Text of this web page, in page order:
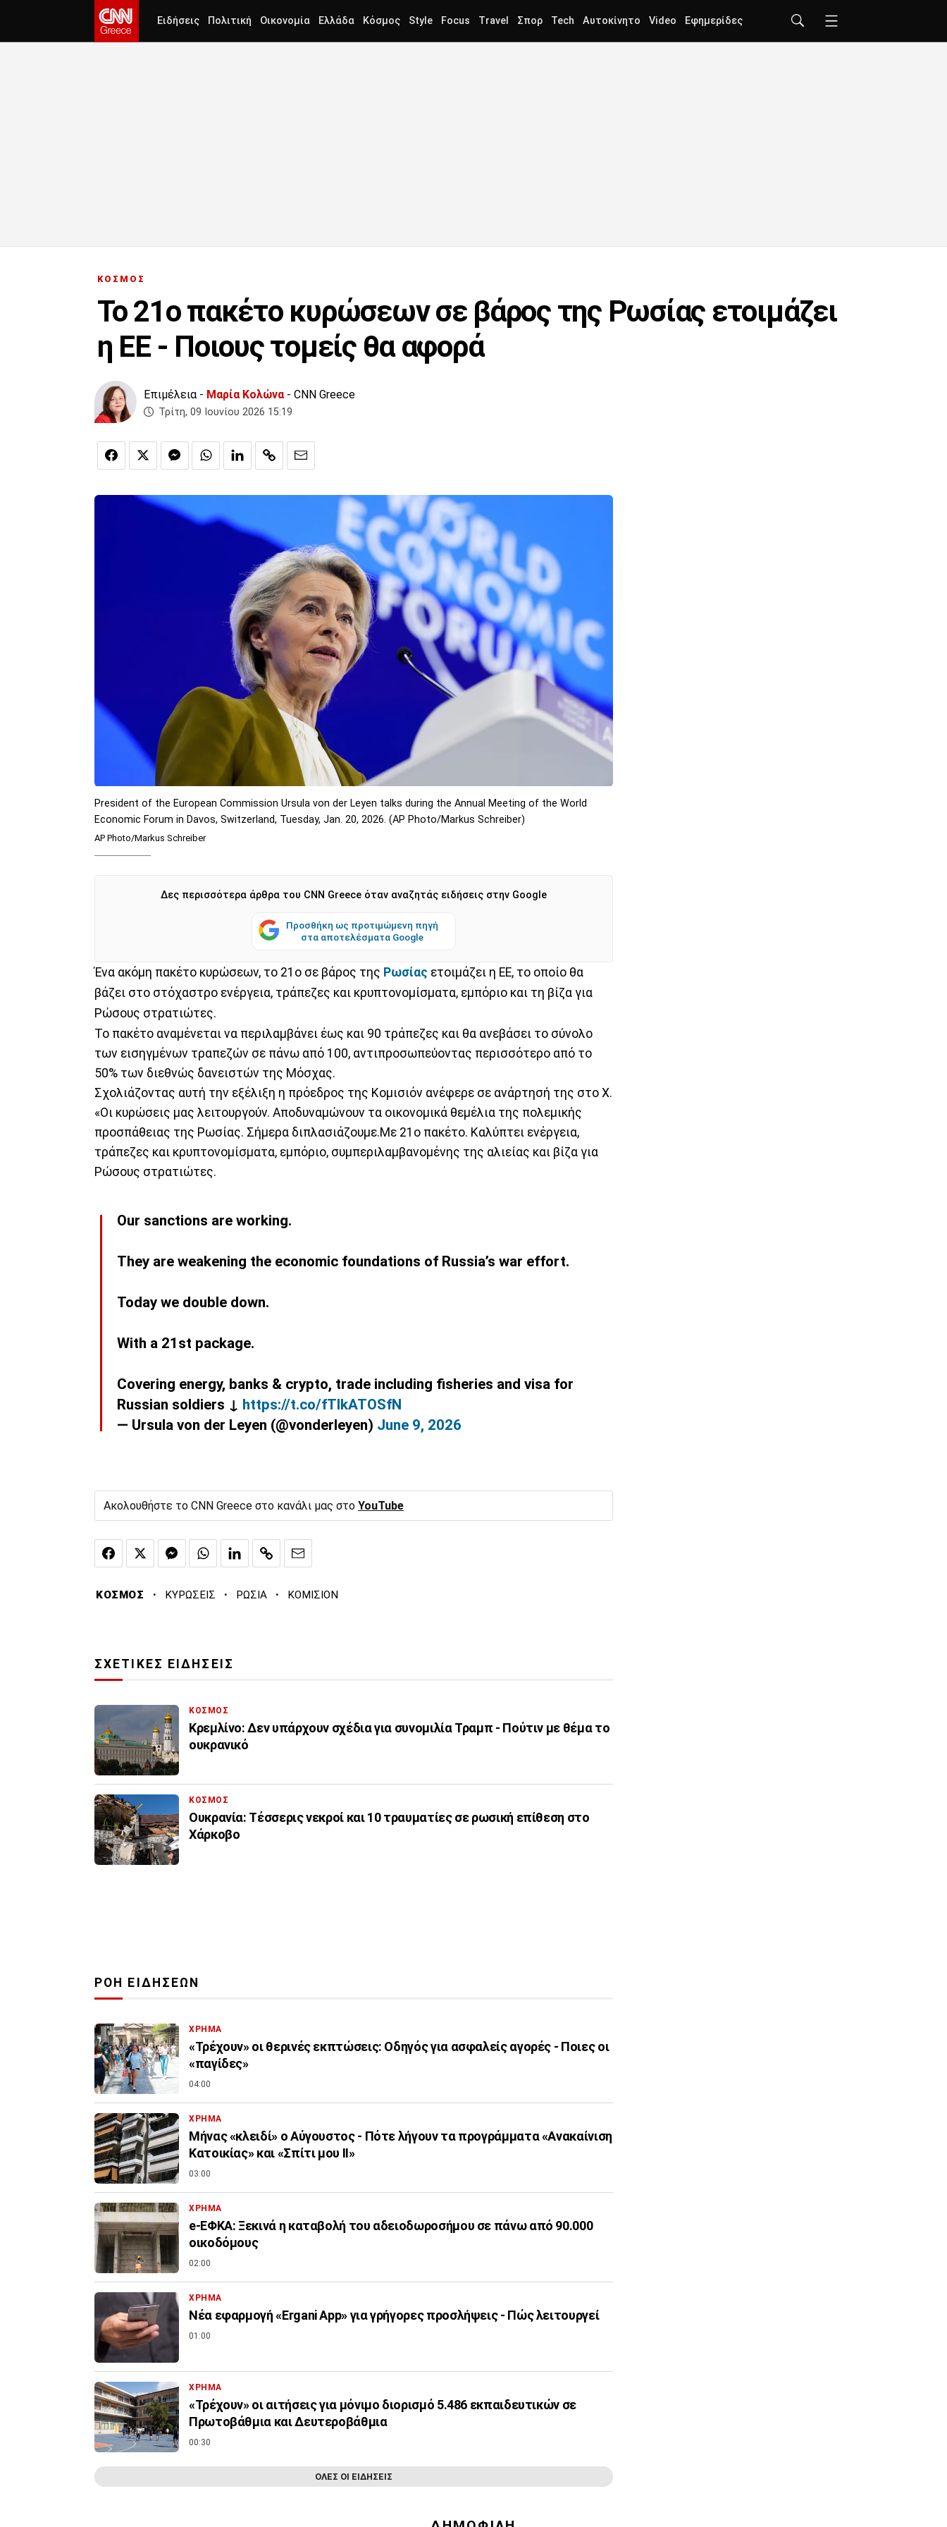
Ειδήσεις Πολιτική Οικονομία Ελλάδα Κόσμος Style Focus Travel Σπορ Tech Αυτοκίνητο Video Εφημερίδες
ΚΟΣΜΟΣ
Το 21ο πακέτο κυρώσεων σε βάρος της Ρωσίας ετοιμάζει
η ΕΕ - Ποιους τομείς θα αφορά
Επιμέλεια - Μαρία Κολώνα- CNN Greece
Τρίτη, 09 Ιουνίου 2026 15:19
President of the European Commission Ursula von der Leyen talks during the Annual Meeting of the World
Economic Forum in Davos, Switzerland, Tuesday, Jan. 20, 2026. (AP Photo/Markus Schreiber)
AP Photo/Markus Schreiber
Δες περισσότερα άρθρα του CNN Greece όταν αναζητάς ειδήσεις στην Google
Προσθήκη ως προτιμώμενη πηγή
στα αποτελέσματα Google
Ένα ακόμη πακέτο κυρώσεων, το 21ο σε βάρος της Ρωσίας ετοιμάζει η ΕΕ, το οποίο θα
βάζει στο στόχαστρο ενέργεια, τράπεζες και κρυπτονομίσματα, εμπόριο και τη βίζα για
Ρώσους στρατιώτες.
Το πακέτο αναμένεται να περιλαμβάνει έως και 90 τράπεζες και θα ανεβάσει το σύνολο
των εισηγμένων τραπεζών σε πάνω από 100, αντιπροσωπεύοντας περισσότερο από το
50% των διεθνώς δανειστών της Μόσχας.
Σχολιάζοντας αυτή την εξέλιξη η πρόεδρος της Κομισιόν ανέφερε σε ανάρτησή της στο X.
«Οι κυρώσεις μας λειτουργούν. Αποδυναμώνουν τα οικονομικά θεμέλια της πολεμικής
προσπάθειας της Ρωσίας. Σήμερα διπλασιάζουμε.Με 21ο πακέτο. Καλύπτει ενέργεια,
τράπεζες και κρυπτονομίσματα, εμπόριο, συμπεριλαμβανομένης της αλιείας και βίζα για
Ρώσους στρατιώτες.
Our sanctions are working.
They are weakening the economic foundations of Russia’s war effort.
Today we double down.
With a 21st package.
Covering energy, banks & crypto, trade including fisheries and visa for
Russian soldiers ↓ https://t.co/fTIkATOSfN
— Ursula von der Leyen (@vonderleyen) June 9, 2026
Ακολουθήστε το CNN Greece στο κανάλι μας στο YouTube
ΚΟΣΜΟΣ · ΚΥΡΩΣΕΙΣ · ΡΩΣΙΑ · ΚΟΜΙΣΙΟΝ
ΣΧΕΤΙΚΕΣ ΕΙΔΗΣΕΙΣ
ΚΟΣΜΟΣ
Κρεμλίνο: Δεν υπάρχουν σχέδια για συνομιλία Τραμπ - Πούτιν με θέμα το
ουκρανικό
ΚΟΣΜΟΣ
Ουκρανία: Τέσσερις νεκροί και 10 τραυματίες σε ρωσική επίθεση στο
Χάρκοβο
ΡΟΗ ΕΙΔΗΣΕΩΝ
ΧΡΗΜΑ
«Τρέχουν» οι θερινές εκπτώσεις: Οδηγός για ασφαλείς αγορές - Ποιες οι
«παγίδες»
04:00
ΧΡΗΜΑ
Μήνας «κλειδί» ο Αύγουστος - Πότε λήγουν τα προγράμματα «Ανακαίνιση
Κατοικίας» και «Σπίτι μου ΙΙ»
03:00
ΧΡΗΜΑ
e-ΕΦΚΑ: Ξεκινά η καταβολή του αδειοδωροσήμου σε πάνω από 90.000
οικοδόμους
02:00
ΧΡΗΜΑ
Νέα εφαρμογή «Ergani App» για γρήγορες προσλήψεις - Πώς λειτουργεί
01:00
ΧΡΗΜΑ
«Τρέχουν» οι αιτήσεις για μόνιμο διορισμό 5.486 εκπαιδευτικών σε
Πρωτοβάθμια και Δευτεροβάθμια
00:30
ΟΛΕΣ ΟΙ ΕΙΔΗΣΕΙΣ